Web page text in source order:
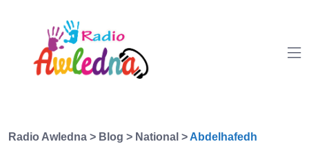
Radio Awledna > Blog > National > Abdelhafedh